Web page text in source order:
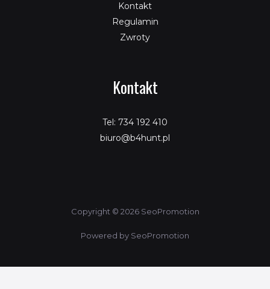
Kontakt
Regulamin
Zwroty
Kontakt
Tel: 734 192 410
biuro@b4hunt.pl
Copyright © 2026 SeoPromotion
Powered by SeoPromotion